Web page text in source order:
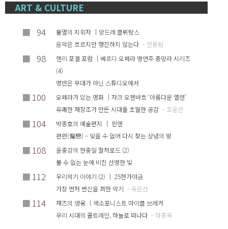
ART & CULTURE
■ 94
불멸의 지휘자 ｜앙드레 클뤼탕스
음악은 흐르지만 행진하지 않는다 – 안동림
■ 98
헨리 포겔 포럼 ｜베르디 오페라 명연주 총망라 시리즈
(4)
명반은 무대가 아닌 스튜디오에서
■ 100
오페라가 있는 명화 ｜자크 오펜바흐 ‘아름다운 엘렌’
유쾌한 재창조가 만든 시대를 초월한 공감 – 조윤선
■ 104
박종호의 예술편지 ｜ 뮌헨
편련(偏戀) – 잊을 수 없어 다시 찾는 상념의 땅
■ 108
윤중강의 한중일 컬처로드 (2)
볼 수 없는 눈에 비친 선명한 빛
■ 112
우리악기 이야기 (2) ｜ 25현가야금
가장 먼저 변신을 꾀한 악기 – 유은선
■ 114
재즈의 영웅 ｜색소포니스트 마이클 브레커
우리 시대의 콜트레인, 하늘로 떠나다 – 하종욱